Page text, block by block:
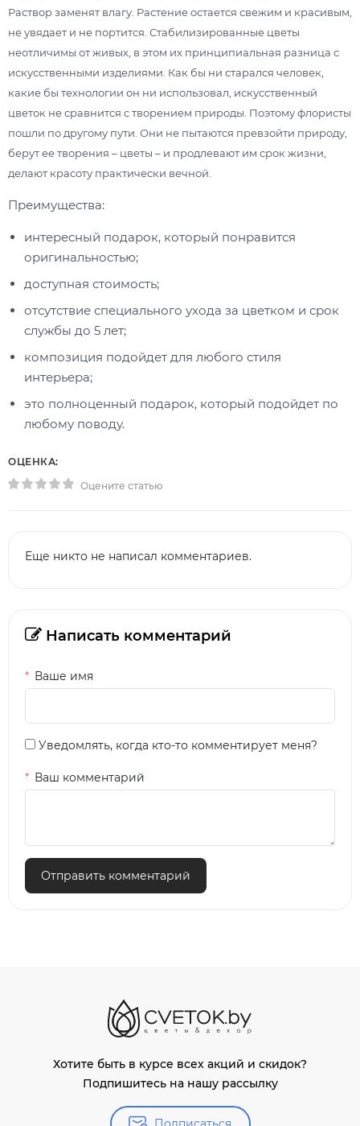
Раствор заменят влагу. Растение остается свежим и красивым,
не увядает и не портится. Стабилизированные цветы
неотличимы от живых, в этом их принципиальная разница с
искусственными изделиями. Как бы ни старался человек,
какие бы технологии он ни использовал, искусственный
цветок не сравнится с творением природы. Поэтому флористы
пошли по другому пути. Они не пытаются превзойти природу,
берут ее творения – цветы – и продлевают им срок жизни,
делают красоту практически вечной.
Преимущества:
интересный подарок, который понравится
оригинальностью;
доступная стоимость;
отсутствие специального ухода за цветком и срок
службы до 5 лет;
композиция подойдет для любого стиля
интерьера;
это полноценный подарок, который подойдет по
любому поводу.
ОЦЕНКА:
Оцените статью
Еще никто не написал комментариев.
Написать комментарий
Ваше имя
Уведомлять, когда кто-то комментирует меня?
Ваш комментарий
Отправить комментарий
Хотите быть в курсе всех акций и скидок?
Подпишитесь на нашу рассылку